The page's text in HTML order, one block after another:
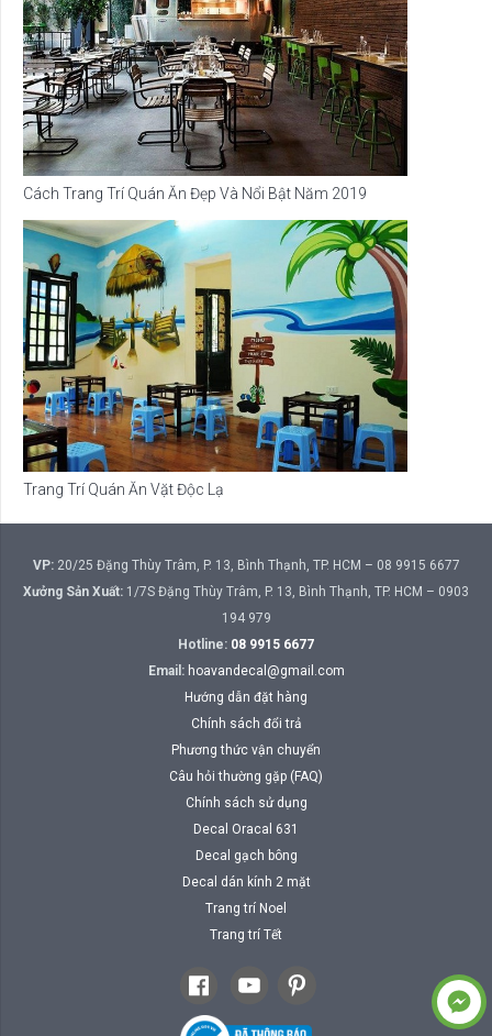
Cách Trang Trí Quán Ăn Đẹp Và Nổi Bật Năm 2019
Trang Trí Quán Ăn Vặt Độc Lạ
VP:20/25 Đặng Thùy Trâm, P. 13, Bình Thạnh, TP. HCM – 08 9915 6677
Xưởng Sản Xuất: 1/7S Đặng Thùy Trâm, P. 13, Bình Thạnh, TP. HCM – 0903
194 979
Hotline: 08 9915 6677
Email: hoavandecal@gmail.com
Hướng dẫn đặt hàng
Chính sách đổi trả
Phương thức vận chuyển
Câu hỏi thường gặp (FAQ)
Chính sách sử dụng
Decal Oracal 631
Decal gạch bông
Decal dán kính 2 mặt
Trang trí Noel
Trang trí Tết